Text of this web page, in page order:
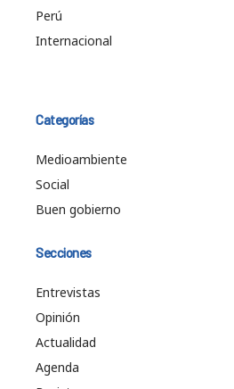
Perú
Internacional
Categorías
Medioambiente
Social
Buen gobierno
Secciones
Entrevistas
Opinión
Actualidad
Agenda